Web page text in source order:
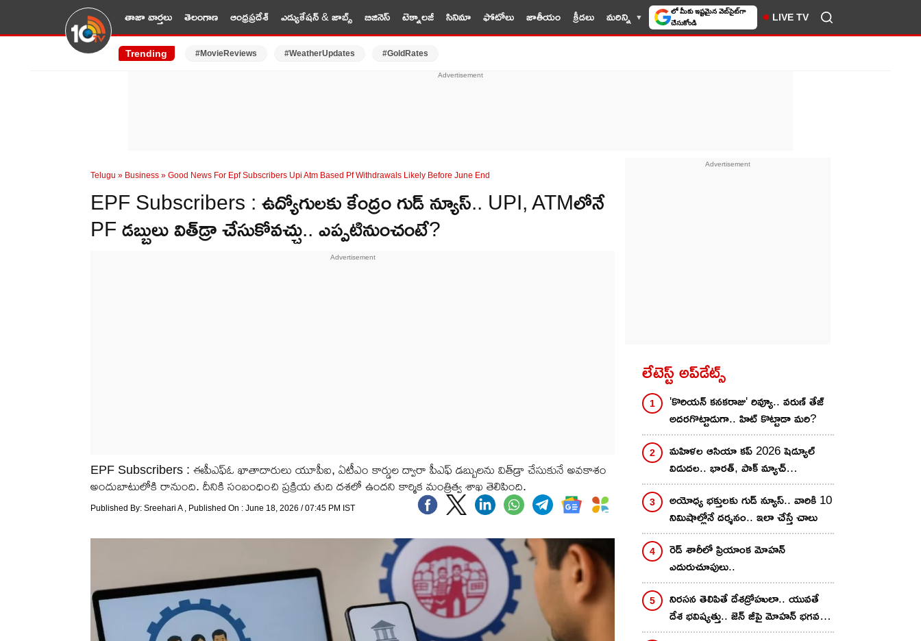
తాజా వార్తలు తెలంగాణ ఆంధ్రప్రదేశ్ ఎడ్యుకేషన్ & జాబ్స్ బిజినెస్ టెక్నాలజీ సినిమా ఫోటోలు జాతీయం క్రీడలు మరిన్ని 10TV సెలెక్ట్ చేసుకోండి LIVE TV
Trending #MovieReviews #WeatherUpdates #GoldRates
Telugu » Business » Good News For Epf Subscribers Upi Atm Based Pf Withdrawals Likely Before June End
EPF Subscribers : ఉద్యోగులకు కేంద్రం గుడ్ న్యూస్.. UPI, ATMలోనే
PF డబ్బులు విత్‌డ్రా చేసుకోవచ్చు.. ఎప్పటినుంచంటే?
EPF Subscribers : ఈపీఎఫ్ఓ ఖాతాదారులు యూపీఐ, ఏటీఎం కార్డుల ద్వారా పీఎఫ్ డబ్బులను విత్‌డ్రా చేసుకునే అవకాశం
అందుబాటులోకి రానుంది. దీనికి సంబంధించి ప్రక్రియ తుది దశలో ఉందని కార్మిక మంత్రిత్వ శాఖ తెలిపింది.
Published By: Sreehari A , Published On : June 18, 2026 / 07:45 PM IST
లేటెస్ట్ అప్‌డేట్స్
'కొరియన్ కనకరాజు' రివ్యూ.. వరుణ్ తేజ్
అదరగొట్టాడుగా.. హిట్ కొట్టాడా మరి?
మహిళల ఆసియా కప్ 2026 షెడ్యూల్
విడుద‌ల‌.. భార‌త్, పాక్ మ్యాచ్
ఎప్పుడంటే?
అయోధ్య భక్తులకు గుడ్ న్యూస్.. వారికి 10
నిమిషాల్లోనే దర్శనం.. ఇలా చేస్తే చాలు
రెడ్ శారీలో ప్రియాంక మోహ‌న్
ఎదురుచూపులు..
నిరసన తెలిపితే దేశద్రోహులా.. యువతే
దేశ భవిష్యత్తు.. జెన్ జీపై మోహన్ భగవత్
సంచలన వ్యాఖ్యలు!